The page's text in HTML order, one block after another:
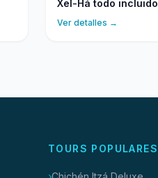
Xel-Há todo incluido
Ver detalles →
TOURS POPULARES